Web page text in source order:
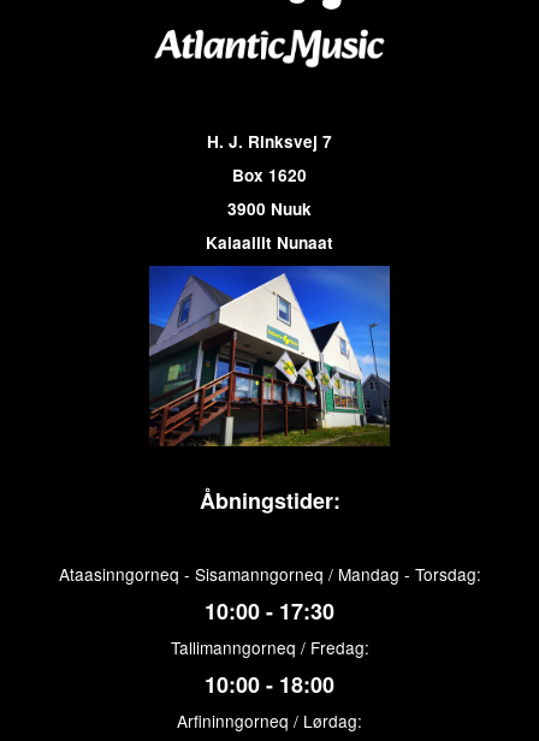
H. J. Rinksvej 7
Box 1620
3900 Nuuk
Kalaallit Nunaat
Åbningstider:
Ataasinngorneq - Sisamanngorneq / Mandag - Torsdag:
10:00 - 17:30
Tallimanngorneq / Fredag:
10:00 - 18:00
Arfininngorneq / Lørdag: